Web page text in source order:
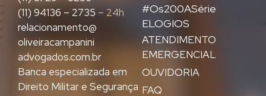
#Os200ASérie
ELOGIOS
ATENDIMENTO
EMERGENCIAL
OUVIDORIA
FAQ
(11) 94136 – 2735 – 24h
relacionamento@
oliveiracampanini
advogados.com.br
Banca especializada em
Direito Militar e Segurança